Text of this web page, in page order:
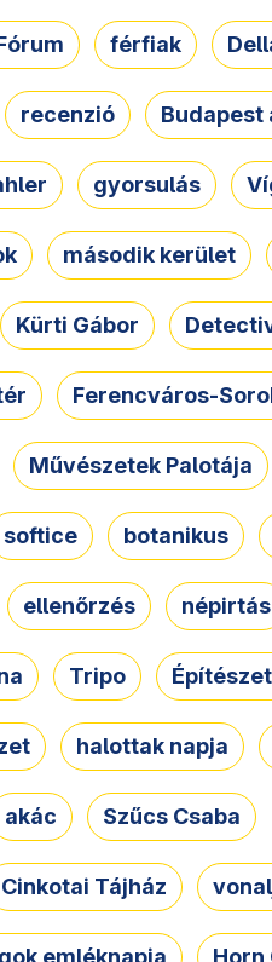
férfiak
recenzió Budapest
gyorsulás
második kerület
Kürti Gábor
Ferencváros-
Művészetek Palotája
softice botanikus
ellenőrzés népirtás
Tripo
halottak napja
akác Szűcs Csaba
Cinkotai Tájház
emléknapja Horn